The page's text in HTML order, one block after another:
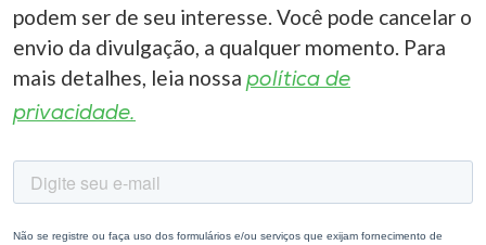
podem ser de seu interesse. Você pode cancelar o
envio da divulgação, a qualquer momento. Para
mais detalhes, leia nossa política de
privacidade.